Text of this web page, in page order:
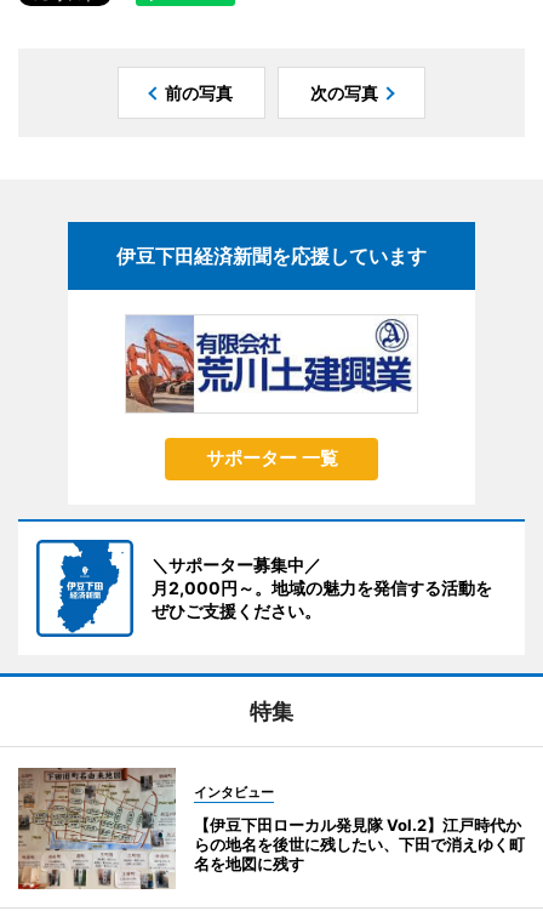
前の写真 次の写真
伊豆下田経済新聞を応援しています
サポーター 一覧
＼サポーター募集中／
月2,000円～。地域の魅力を発信する活動を
ぜひご支援ください。
特集
インタビュー
【伊豆下田ローカル発見隊 Vol.2】江戸時代か
らの地名を後世に残したい、下田で消えゆく町
名を地図に残す